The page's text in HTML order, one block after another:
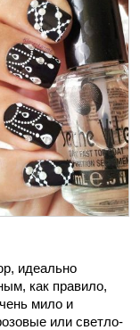
идеально
как правило,
мило и
или светло-